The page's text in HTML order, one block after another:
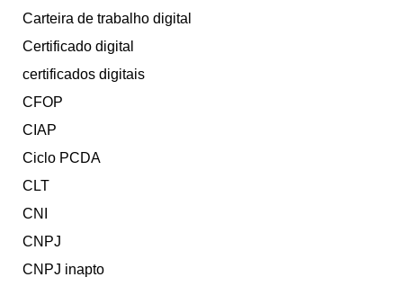
Carteira de trabalho digital
Certificado digital
certificados digitais
CFOP
CIAP
Ciclo PCDA
CLT
CNI
CNPJ
CNPJ inapto